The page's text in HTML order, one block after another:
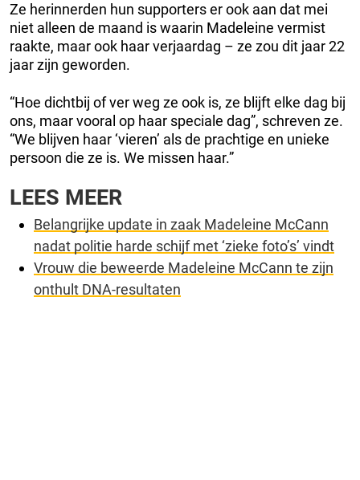
Ze herinnerden hun supporters er ook aan dat mei
niet alleen de maand is waarin Madeleine vermist
raakte, maar ook haar verjaardag – ze zou dit jaar 22
jaar zijn geworden.
“Hoe dichtbij of ver weg ze ook is, ze blijft elke dag bij
ons, maar vooral op haar speciale dag”, schreven ze.
“We blijven haar ‘vieren’ als de prachtige en unieke
persoon die ze is. We missen haar.”
LEES MEER
Belangrijke update in zaak Madeleine McCann
nadat politie harde schijf met ‘zieke foto’s’ vindt
Vrouw die beweerde Madeleine McCann te zijn
onthult DNA-resultaten